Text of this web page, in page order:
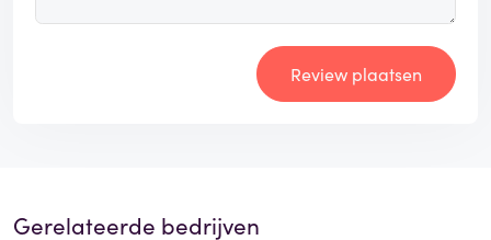
Review plaatsen
Gerelateerde bedrijven